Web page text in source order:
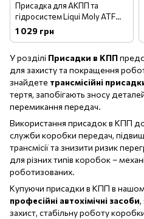
Присадка для АКПП та
гідросистем Liqui Moly ATF
Additive 250 мл (5135)
1 029 грн
У розділі Присадки в КПП
для захисту та покращення
знайдете трансмісійні
тертя, запобігають зносу
перемикання передач.
Використання присадок в КПП
служби коробки передач,
трансмісії та знизити ризик
для різних типів коробок –
роботизованих.
Купуючи присадки в КПП в
професійні автохімічні засоби,
захист, стабільну роботу